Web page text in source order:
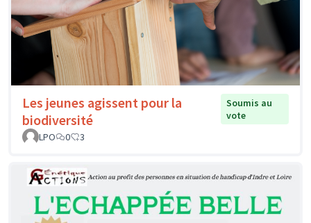
Les jeunes agissent pour la
biodiversité
Soumis au
vote
LPO
0 3